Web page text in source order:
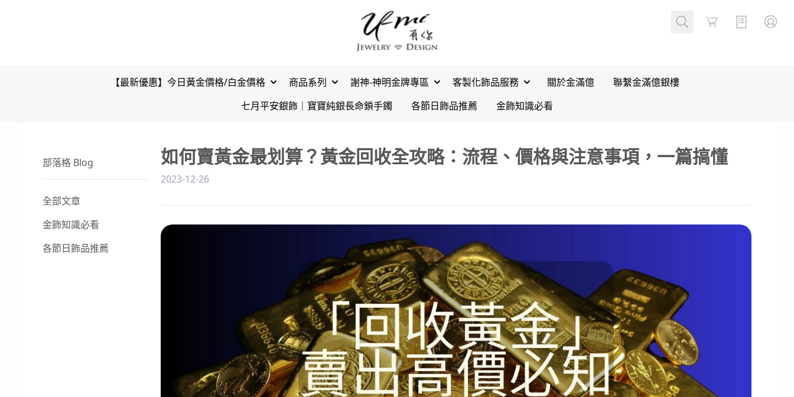
Cart
【最新優惠】今日黃金價格/白金價格 商品系列 謝神-神明金牌專區 客製化飾品服務 關於金滿億
聯繫金滿億銀樓
七月平安銀飾｜寶寶純銀長命鎖手鐲
各節日飾品推薦 金飾知識必看
部落格 Blog
全部文章
金飾知識必看
各節日飾品推薦
如何賣黃金最划算？黃金回收全攻略：流程、價格與注意事項，一篇搞懂
2023-12-26